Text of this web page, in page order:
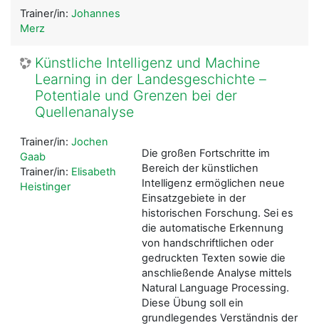
Trainer/in: Johannes
Merz
Künstliche Intelligenz und Machine
Learning in der Landesgeschichte –
Potentiale und Grenzen bei der
Quellenanalyse
Die großen Fortschritte im
Bereich der künstlichen
Intelligenz ermöglichen neue
Einsatzgebiete in der
historischen Forschung. Sei es
die automatische Erkennung
von handschriftlichen oder
gedruckten Texten sowie die
anschließende Analyse mittels
Natural Language Processing.
Diese Übung soll ein
grundlegendes Verständnis der
Trainer/in: Jochen
Gaab
Trainer/in: Elisabeth
Heistinger